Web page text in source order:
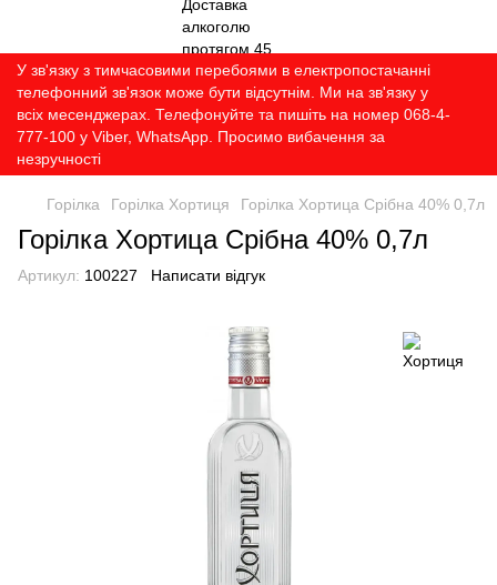
У зв'язку з тимчасовими перебоями в електропостачанні
телефонний зв'язок може бути відсутнім. Ми на зв'язку у
всіх месенджерах. Телефонуйте та пишіть на номер 068-4-
777-100 у Viber, WhatsApp. Просимо вибачення за
незручності
Горілка Горілка Хортиця Горілка Хортица Срібна 40% 0,7л
Горілка Хортица Срібна 40% 0,7л
Артикул: 100227 Написати відгук